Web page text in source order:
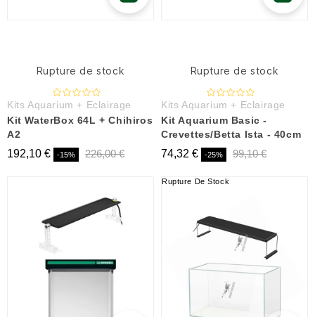
Rupture de stock
Kits Aquarium + Eclairage
Kit WaterBox 64L + Chihiros
A2
192,10 € -15% 226,00 €
Rupture de stock
Kits Aquarium + Eclairage
Kit Aquarium Basic -
Crevettes/Betta Ista - 40cm
74,32 € -25% 99,10 €
Rupture De Stock